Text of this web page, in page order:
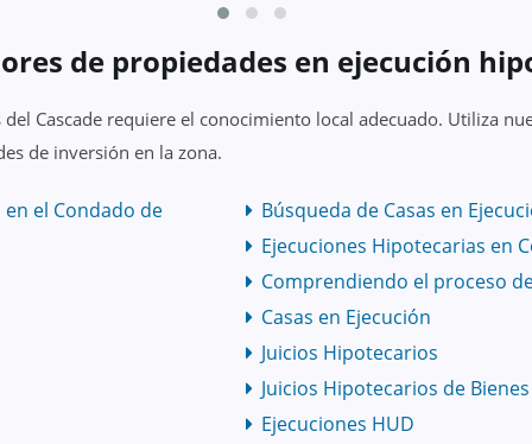
de propiedades en ejecución
Cascade requiere el conocimiento local adecuado. Utiliza
de inversión en la zona.
en el Condado de
Búsqueda de Casas en
Ejecuciones Hipotecarias en
Comprendiendo el proceso
Casas en Ejecución
Juicios Hipotecarios
Juicios Hipotecarios de Bienes
Ejecuciones HUD